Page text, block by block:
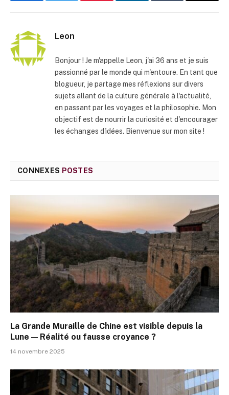
Leon
Bonjour ! Je m'appelle Leon, j'ai 36 ans et je suis
passionné par le monde qui m'entoure. En tant que
blogueur, je partage mes réflexions sur divers
sujets allant de la culture générale à l'actualité,
en passant par les voyages et la philosophie. Mon
objectif est de nourrir la curiosité et d'encourager
les échanges d'idées. Bienvenue sur mon site !
CONNEXES POSTES
La Grande Muraille de Chine est visible depuis la
Lune — Réalité ou fausse croyance ?
14 novembre 2025